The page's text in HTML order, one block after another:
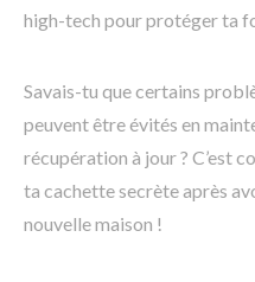
high-tech pour protéger ta
Savais-tu que certains
peuvent être évités en
récupération à jour ? C’est
ta cachette secrète après
nouvelle maison !